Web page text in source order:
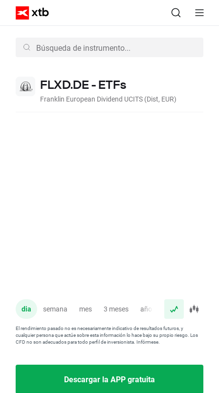
FLXD.DE - ETFs
Franklin European Dividend UCITS (Dist, EUR)
dia semana mes 3 meses año
El rendimiento pasado no es necesariamente indicativo de resultados futuros, y
cualquier persona que actúe sobre esta información lo hace bajo su propio riesgo. Los
CFD no son adecuados para todo perfil de inversionista. Infórmese.
Descargar la APP gratuita